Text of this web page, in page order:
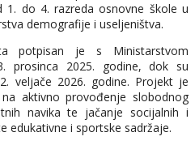
1. do 4. razreda osnovne škole u
demografije i useljeništva.
potpisan je s Ministarstvom
prosinca 2025. godine, dok su
veljače 2026. godine. Projekt je
aktivno provođenje slobodnog
navika te jačanje socijalnih i
edukativne i sportske sadržaje.